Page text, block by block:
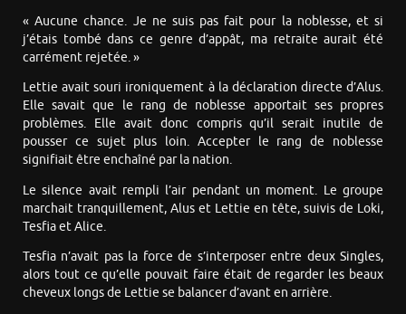
« Aucune chance. Je ne suis pas fait pour la noblesse, et si
j’étais tombé dans ce genre d’appât, ma retraite aurait été
carrément rejetée. »
Lettie avait souri ironiquement à la déclaration directe d’Alus.
Elle savait que le rang de noblesse apportait ses propres
problèmes. Elle avait donc compris qu’il serait inutile de
pousser ce sujet plus loin. Accepter le rang de noblesse
signifiait être enchaîné par la nation.
Le silence avait rempli l’air pendant un moment. Le groupe
marchait tranquillement, Alus et Lettie en tête, suivis de Loki,
Tesfia et Alice.
Tesfia n’avait pas la force de s’interposer entre deux Singles,
alors tout ce qu’elle pouvait faire était de regarder les beaux
cheveux longs de Lettie se balancer d’avant en arrière.